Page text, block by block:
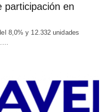
participación en
8,0% y 12.332 unidades